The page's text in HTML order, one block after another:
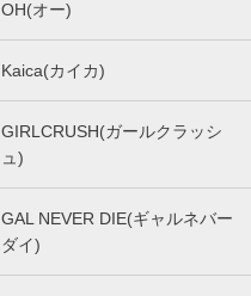
OH(オー)
Kaica(カイカ)
GIRLCRUSH(ガールクラッシ
ュ)
GAL NEVER DIE(ギャルネバー
ダイ)